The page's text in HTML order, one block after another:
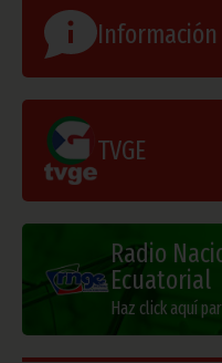
TVGE
Radio
Ecuatorial
Haz click aquí